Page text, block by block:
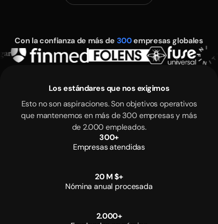
Con la confianza de más de 300empresas globales
Los estándares que nos exigimos
Esto no son aspiraciones. Son objetivos operativos
que mantenemos en más de 300 empresas y más
de 2.000 empleados.
300+
Empresas atendidas
20 M$+
Nómina anual procesada
2.000+